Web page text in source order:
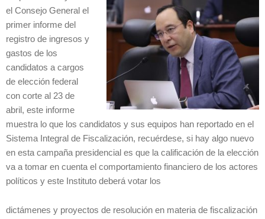
el Consejo General el
primer informe del
registro de ingresos y
gastos de los
candidatos a cargos
de elección federal
con corte al 23 de
abril, este informe
muestra lo que los candidatos y sus equipos han reportado en el
Sistema Integral de Fiscalización, recuérdese, si hay algo nuevo
en esta campaña presidencial es que la calificación de la elección
va a tomar en cuenta el comportamiento financiero de los actores
políticos y este Instituto deberá votar los
dictámenes y proyectos de resolución en materia de fiscalización